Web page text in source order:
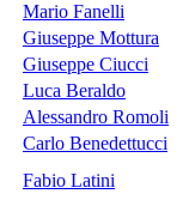
Mario Fanelli
Giuseppe Mottura
Giuseppe Ciucci
Luca Beraldo
Alessandro Romoli
Carlo Benedettucci
Fabio Latini